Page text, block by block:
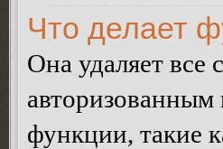
Что делает
Она удаляет все
функции, такие